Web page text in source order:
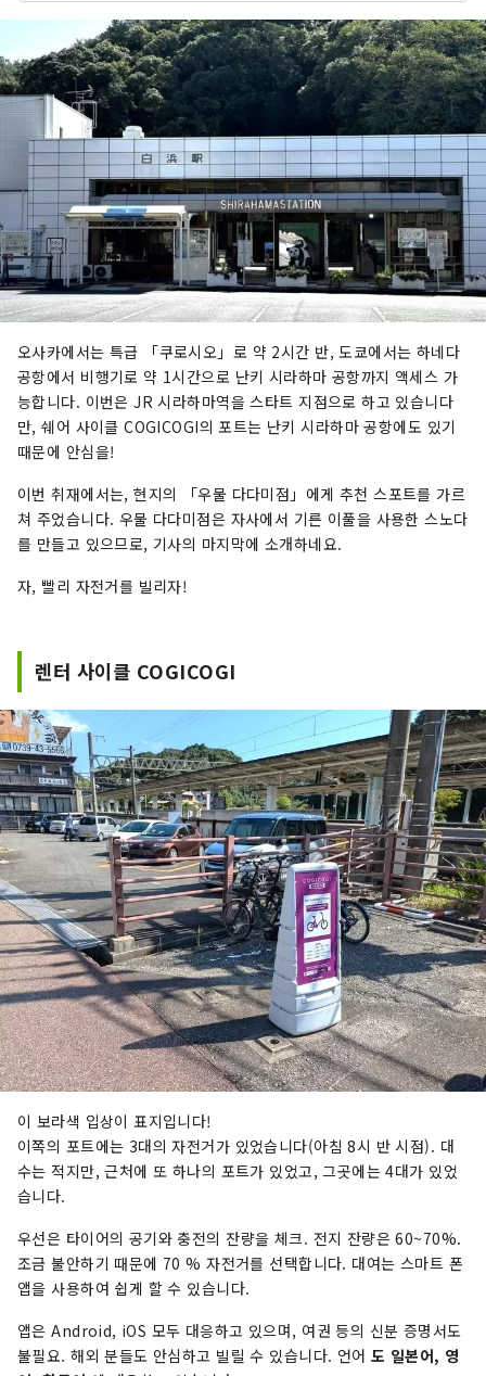
오사카에서는 특급 「쿠로시오」로 약 2시간 반, 도쿄에서는 하네다
공항에서 비행기로 약 1시간으로 난키 시라하마 공항까지 액세스 가
능합니다. 이번은 JR 시라하마역을 스타트 지점으로 하고 있습니다
만, 쉐어 사이클 COGICOGI의 포트는 난키 시라하마 공항에도 있기
때문에 안심을!
이번 취재에서는, 현지의 「우물 다다미점」에게 추천 스포트를 가르
쳐 주었습니다. 우물 다다미점은 자사에서 기른 이풀을 사용한 스노다
를 만들고 있으므로, 기사의 마지막에 소개하네요.
자, 빨리 자전거를 빌리자!
렌터 사이클 COGICOGI
이 보라색 입상이 표지입니다!
이쪽의 포트에는 3대의 자전거가 있었습니다(아침 8시 반 시점). 대
수는 적지만, 근처에 또 하나의 포트가 있었고, 그곳에는 4대가 있었
습니다.
우선은 타이어의 공기와 충전의 잔량을 체크. 전지 잔량은 60~70%.
조금 불안하기 때문에 70 % 자전거를 선택합니다. 대여는 스마트 폰
앱을 사용하여 쉽게 할 수 있습니다.
앱은 Android, iOS 모두 대응하고 있으며, 여권 등의 신분 증명서도
불필요. 해외 분들도 안심하고 빌릴 수 있습니다. 언어도 일본어, 영